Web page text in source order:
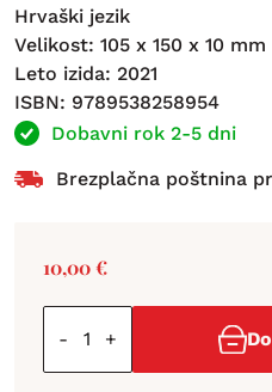
Hrvaški jezik
Velikost: 105 x 150 x 10 mm
Leto izida: 2021
ISBN: 9789538258954
Dobavni rok 2-5 dni
Brezplačna poštnina
10,00€
- +